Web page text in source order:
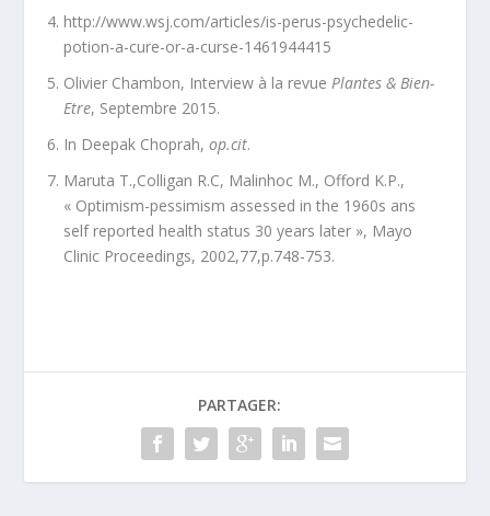
http://www.wsj.com/articles/is-perus-psychedelic-
potion-a-cure-or-a-curse-1461944415
Olivier Chambon, Interview à la revuePlantes & Bien-
Etre, Septembre 2015.
In Deepak Choprah,op.cit.
Maruta T.,Colligan R.C, Malinhoc M., Offord K.P.,
« Optimism-pessimism assessed in the 1960s ans
self reported health status 30 years later », Mayo
Clinic Proceedings, 2002,77,p.748-753.
PARTAGER: